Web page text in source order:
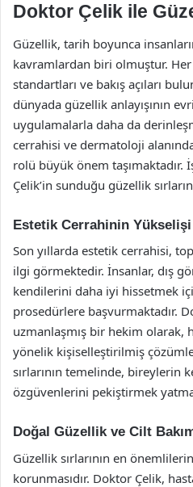
Doktor Çelik ile
Güzellik, tarih boyunca
kavramlardan biri olmuştur.
standartları ve bakış açıları
dünyada güzellik anlayışının
uygulamalarla daha da
cerrahisi ve dermatoloji
rolü büyük önem taşımaktadır.
Çelik’in sunduğu güzellik
Estetik Cerrahinin Yükselişi
Son yıllarda estetik cerrahisi,
ilgi görmektedir. İnsanlar, dış
kendilerini daha iyi hissetmek
prosedürlere başvurmaktadır.
uzmanlaşmış bir hekim olarak,
yönelik kişiselleştirilmiş
sırlarının temelinde, bireylerin
özgüvenlerini pekiştirmek
Doğal Güzellik ve Cilt
Güzellik sırlarının en
korunmasıdır. Doktor Çelik,